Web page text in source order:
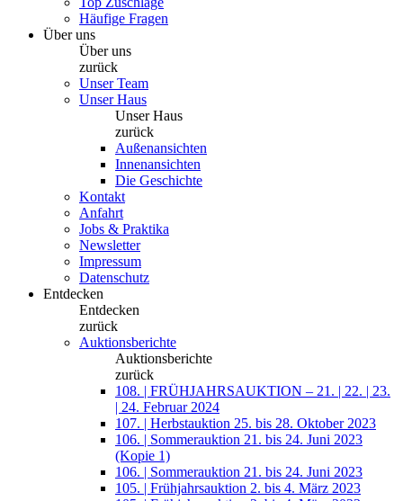
Häufige Fragen
Über uns
Über uns
zurück
Unser Team
Unser Haus
Unser Haus
zurück
Außenansichten
Innenansichten
Die Geschichte
Kontakt
Anfahrt
Jobs & Praktika
Newsletter
Impressum
Datenschutz
Entdecken
Entdecken
zurück
Auktionsberichte
Auktionsberichte
zurück
108. | FRÜHJAHRSAUKTION – 21. | 22. | 23.
| 24. Februar 2024
107. | Herbstauktion 25. bis 28. Oktober 2023
106. | Sommerauktion 21. bis 24. Juni 2023
(Kopie 1)
106. | Sommerauktion 21. bis 24. Juni 2023
105. | Frühjahrsauktion 2. bis 4. März 2023